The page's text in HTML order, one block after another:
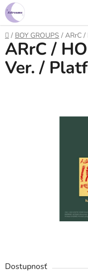
Prejsť
na
obsah
Domov
/ BOY GROUPS / ARrC /
Dostupnosť
ARrC /
Ver. /